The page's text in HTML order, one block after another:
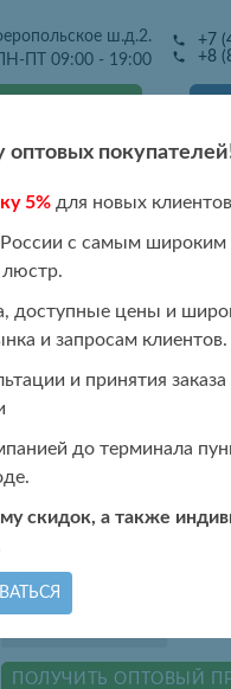
ш.д.2.
ПН-ПТ 09:00 - 19:00
+7
+8
136W+8W RGB
Стоимость:
ПОЛУЧИТЬ ОПТОВЫЙ
оптовых
5% для новых клиентов
России с самым
доступные цены и
и запросам клиентов.
и принятия заказа
до терминала
скидок, а также